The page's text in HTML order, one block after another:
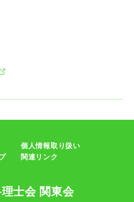
個人情報取り扱い
関連リンク
理士会 関東会